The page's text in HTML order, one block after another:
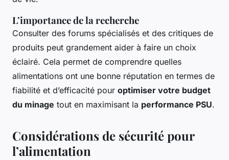
L’importance de la recherche
Consulter des forums spécialisés et des critiques de
produits peut grandement aider à faire un choix
éclairé. Cela permet de comprendre quelles
alimentations ont une bonne réputation en termes de
fiabilité et d’efficacité pour optimiser votre budget
du minage tout en maximisant la performance PSU.
Considérations de sécurité pour
l’alimentation